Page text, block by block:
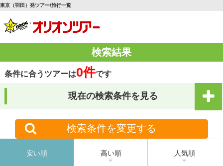
東京（羽田）発ツアー/旅行一覧
検索結果
条件に合うツアーは0件です
現在の検索条件を見る
検索条件を変更する
安い順 高い順 人気順